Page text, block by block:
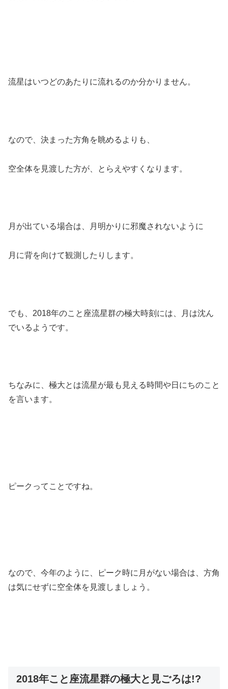
流星はいつどのあたりに流れるのか分かりません。
なので、決まった方角を眺めるよりも、
空全体を見渡した方が、とらえやすくなります。
月が出ている場合は、月明かりに邪魔されないように
月に背を向けて観測したりします。
でも、2018年のこと座流星群の極大時刻には、月は沈ん
でいるようです。
ちなみに、極大とは流星が最も見える時間や日にちのこと
を言います。
ピークってことですね。
なので、今年のように、ピーク時に月がない場合は、方角
は気にせずに空全体を見渡しましょう。
2018年こと座流星群の極大と見ごろは!?